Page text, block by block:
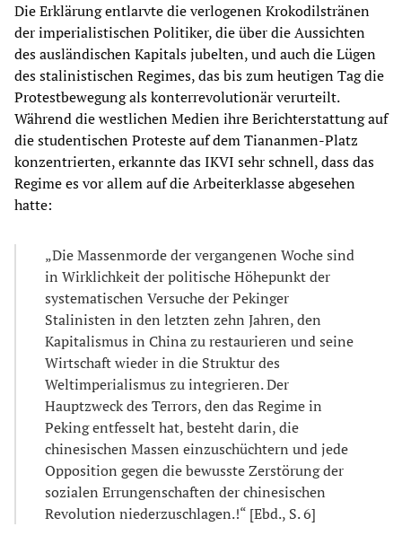
Die Erklärung entlarvte die verlogenen Krokodilstränen
der imperialistischen Politiker, die über die Aussichten
des ausländischen Kapitals jubelten, und auch die Lügen
des stalinistischen Regimes, das bis zum heutigen Tag die
Protestbewegung als konterrevolutionär verurteilt.
Während die westlichen Medien ihre Berichterstattung auf
die studentischen Proteste auf dem Tiananmen-Platz
konzentrierten, erkannte das IKVI sehr schnell, dass das
Regime es vor allem auf die Arbeiterklasse abgesehen
hatte:
„Die Massenmorde der vergangenen Woche sind
in Wirklichkeit der politische Höhepunkt der
systematischen Versuche der Pekinger
Stalinisten in den letzten zehn Jahren, den
Kapitalismus in China zu restaurieren und seine
Wirtschaft wieder in die Struktur des
Weltimperialismus zu integrieren. Der
Hauptzweck des Terrors, den das Regime in
Peking entfesselt hat, besteht darin, die
chinesischen Massen einzuschüchtern und jede
Opposition gegen die bewusste Zerstörung der
sozialen Errungenschaften der chinesischen
Revolution niederzuschlagen.!“ [Ebd., S. 6]